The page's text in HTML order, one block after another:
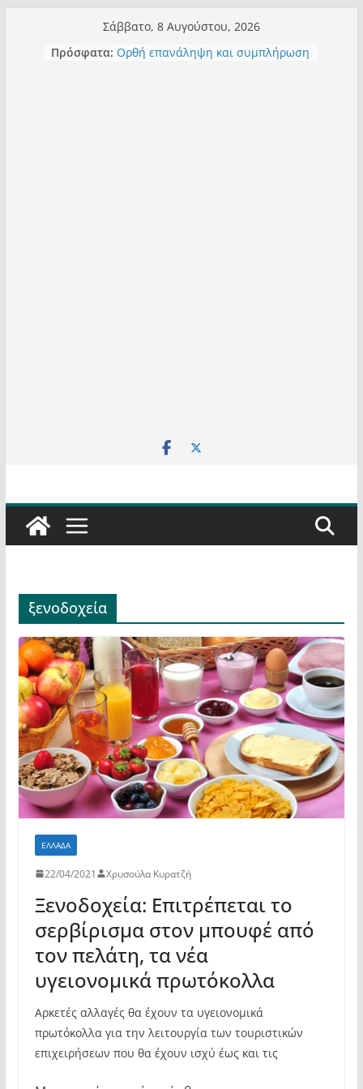
περιεχόμενο
Σάββατο, 8 Αυγούστου, 2026
Πρόσφατα: Τα μεγάλα έργα – επιτυχίες που
ξενοδοχεία
ΕΛΛΆΔΑ
22/04/2021 Χρυσούλα Κυρατζή
Ξενοδοχεία: Επιτρέπεται το
σερβίρισμα στον μπουφέ από
τον πελάτη, τα νέα
υγειονομικά πρωτόκολλα
Αρκετές αλλαγές θα έχουν τα υγειονομικά
πρωτόκολλα για την λειτουργία των τουριστικών
επιχειρήσεων που θα έχουν ισχύ έως και τις